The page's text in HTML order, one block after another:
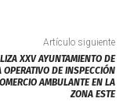
Artículo siguiente
XXV AYUNTAMIENTO DE
OPERATIVO DE INSPECCIÓN
AMBULANTE EN LA
ZONA ESTE